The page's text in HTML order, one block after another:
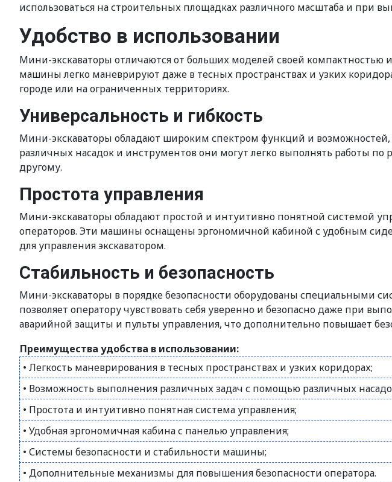
использоваться на строительных площадках различного масштаба и при
Удобство в использовании
Мини-экскаваторы отличаются от больших моделей своей компактностью
машины легко маневрируют даже в тесных пространствах и узких
городе или на ограниченных территориях.
Универсальность и гибкость
Мини-экскаваторы обладают широким спектром функций и
различных насадок и инструментов они могут легко выполнять работы
другому.
Простота управления
Мини-экскаваторы обладают простой и интуитивно понятной системой
операторов. Эти машины оснащены эргономичной кабиной с удобным
для управления экскаватором.
Стабильность и безопасность
Мини-экскаваторы в порядке безопасности оборудованы специальными
позволяет оператору чувствовать себя уверенно и безопасно даже при
аварийной защиты и пульты управления, что дополнительно повышает
Преимущества удобства в использовании:
• Легкость маневрирования в тесных пространствах и узких коридорах;
• Возможность выполнения различных задач с помощью различных
• Простота и интуитивно понятная система управления;
• Удобная эргономичная кабина с панелью управления;
• Системы безопасности и стабильности машины;
• Дополнительные механизмы для повышения безопасности оператора.